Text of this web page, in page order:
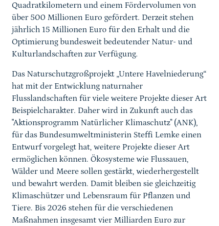
Quadratkilometern und einem Fördervolumen von
über 500 Millionen Euro gefördert. Derzeit stehen
jährlich 15 Millionen Euro für den Erhalt und die
Optimierung bundesweit bedeutender Natur- und
Kulturlandschaften zur Verfügung.
Das Naturschutzgroßprojekt „Untere Havelniederung“
hat mit der Entwicklung naturnaher
Flusslandschaften für viele weitere Projekte dieser Art
Beispielcharakter. Daher wird in Zukunft auch das
"Aktionsprogramm Natürlicher Klimaschutz" (ANK),
für das Bundesumweltministerin Steffi Lemke einen
Entwurf vorgelegt hat, weitere Projekte dieser Art
ermöglichen können. Ökosysteme wie Flussauen,
Wälder und Meere sollen gestärkt, wiederhergestellt
und bewahrt werden. Damit bleiben sie gleichzeitig
Klimaschützer und Lebensraum für Pflanzen und
Tiere. Bis 2026 stehen für die verschiedenen
Maßnahmen insgesamt vier Milliarden Euro zur